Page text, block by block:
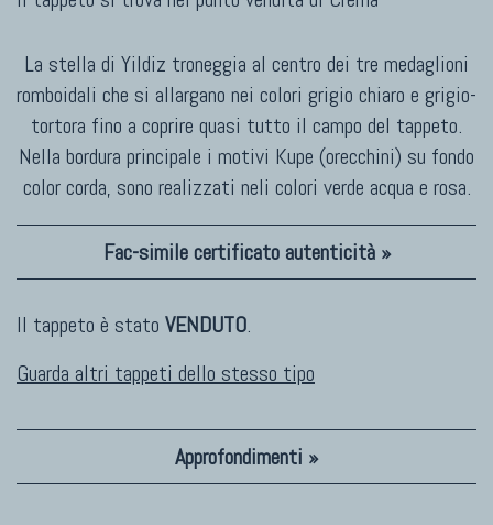
La stella di Yildiz troneggia al centro dei tre medaglioni
romboidali che si allargano nei colori grigio chiaro e grigio-
tortora fino a coprire quasi tutto il campo del tappeto.
Nella bordura principale i motivi Kupe (orecchini) su fondo
color corda, sono realizzati neli colori verde acqua e rosa.
Fac-simile certificato autenticità »
Il tappeto è stato VENDUTO.
Guarda altri tappeti dello stesso tipo
Approfondimenti »